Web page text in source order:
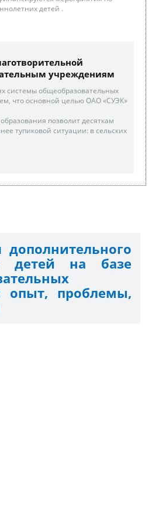
детей .
учреждениям
системы общеобразовательных
что основной целью ОАО «СУЭК»
позволит десяткам
тупиковой ситуации: в сельских
дополнительного
детей на базе
опыт, проблемы,